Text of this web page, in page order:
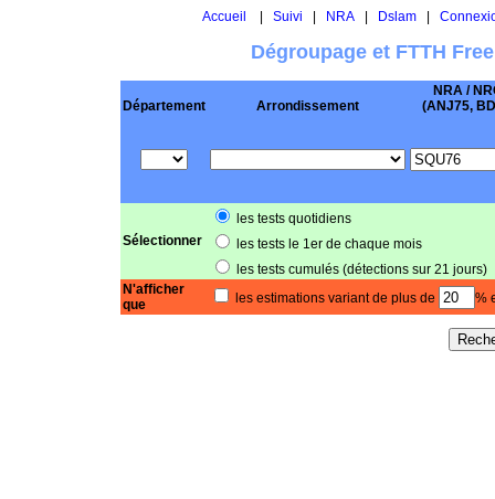
Accueil Suivi NRA| Dslam|
Dégroupage et FTTH
Département Arrondissement
NRA /
(ANJ75,
Sélectionner
les tests quotidiens
les tests le 1er de chaque mois
les tests cumulés (détections sur 21 jours)
N'afficher
que
les estimations variant de plus de %